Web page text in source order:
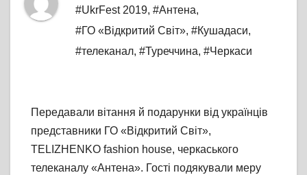
#UkrFest 2019, #Антена,
#ГО «Відкритий Світ», #Кушадаси,
#телеканал, #Туреччина, #Черкаси
Передавали вітання й подарунки від українців
представники ГО «Відкритий Світ»,
TELIZHENKO fashion house, черкаського
телеканалу «Антена». Гості подякували меру